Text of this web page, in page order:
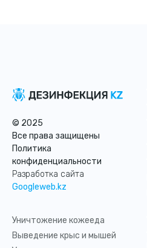
© 2025
Все права защищены
Политика
конфиденциальности
Разработка сайта
Googleweb.kz
Уничтожение кожееда
Выведение крыс и мышей